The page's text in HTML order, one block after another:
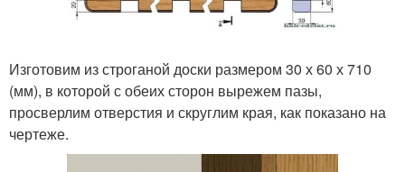
Изготовим из строганой доски размером 30 х 60 х 710
(мм), в которой с обеих сторон вырежем пазы,
просверлим отверстия и скруглим края, как показано на
чертеже.